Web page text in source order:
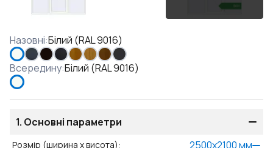
Назовні:Білий (RAL 9016)
Всередину:Білий (RAL 9016)
1. Основні параметри
Розмір (ширина x висота): 2500x2100мм